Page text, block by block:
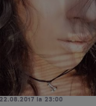
la 23:00